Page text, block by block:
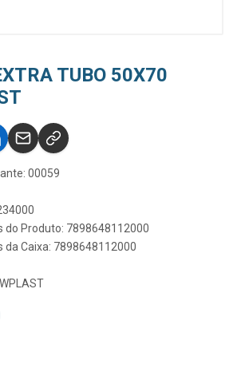
TUBO 50X70
00059
do Produto: 7898648112000
da Caixa: 7898648112000